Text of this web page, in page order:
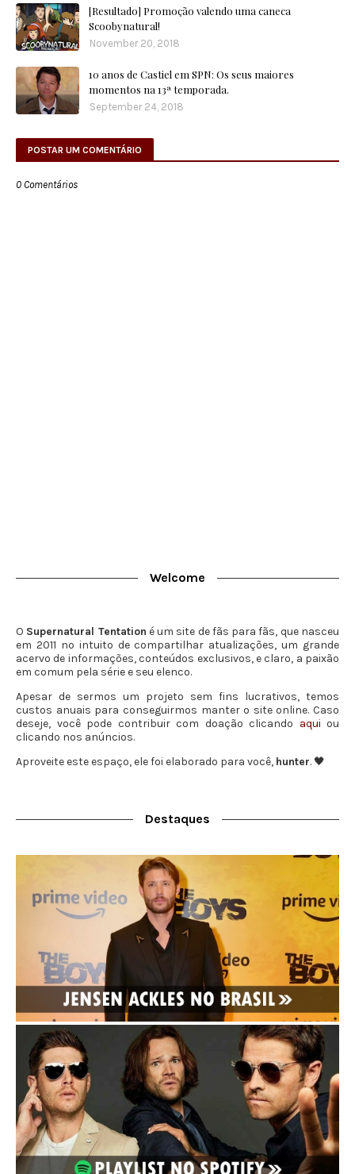
[Resultado] Promoção valendo uma caneca
Scoobynatural!
November 20, 2018
10 anos de Castiel em SPN: Os seus maiores
momentos na 13ª temporada.
September 24, 2018
POSTAR UM COMENTÁRIO
0 Comentários
Welcome
O Supernatural Tentation é um site de fãs para fãs, que nasceu
em 2011 no intuito de compartilhar atualizações, um grande
acervo de informações, conteúdos exclusivos, e claro, a paixão
em comum pela série e seu elenco.
Apesar de sermos um projeto sem fins lucrativos, temos
custos anuais para conseguirmos manter o site online. Caso
deseje, você pode contribuir com doação clicando aqui ou
clicando nos anúncios.
Aproveite este espaço, ele foi elaborado para você, hunter. 🖤
Destaques